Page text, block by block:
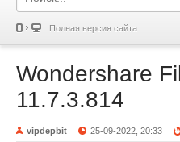
Полная версия сайта
Wondershare
11.7.3.814
vipdepbit 25-09-2022, 20:33